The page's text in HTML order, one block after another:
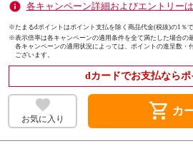
各キャンペーン詳細およびエントリー
※たまるdポイントはポイント支払を除く商品代金(税抜)の1％で
※表示倍率は各キャンペーンの適用条件を全て満たした場合の
各キャンペーンの適用状況によっては、ポイントの進呈数・
ございます。
dカードでお支払ならポ
お気に入り shopping_cart カ